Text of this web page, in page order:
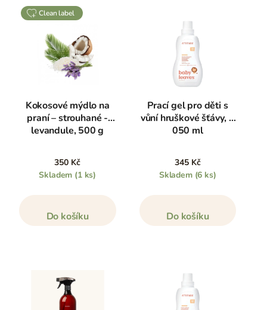
clean label
Kokosové mýdlo na
praní – strouhané -
levandule, 500 g
350 Kč
Skladem (1 ks)
Do košíku
Prací gel pro děti s
vůní hruškové šťávy, 1
050 ml
345 Kč
Skladem (6 ks)
Do košíku